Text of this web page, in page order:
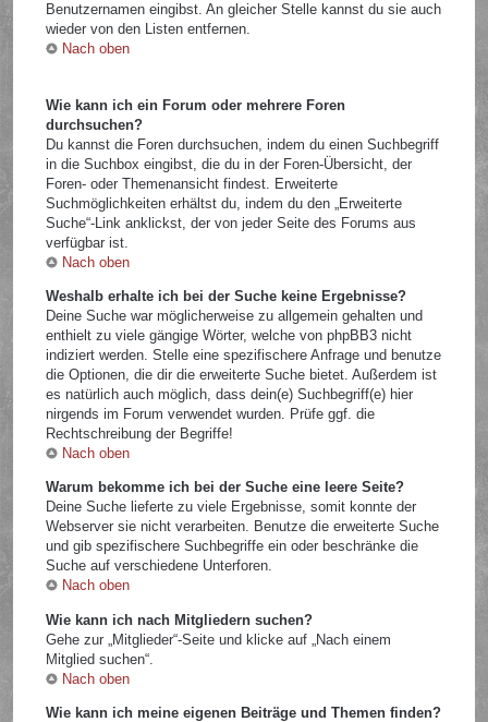
Benutzernamen eingibst. An gleicher Stelle kannst du sie auch
wieder von den Listen entfernen.
Nach oben
Wie kann ich ein Forum oder mehrere Foren
durchsuchen?
Du kannst die Foren durchsuchen, indem du einen Suchbegriff
in die Suchbox eingibst, die du in der Foren-Übersicht, der
Foren- oder Themenansicht findest. Erweiterte
Suchmöglichkeiten erhältst du, indem du den „Erweiterte
Suche“-Link anklickst, der von jeder Seite des Forums aus
verfügbar ist.
Nach oben
Weshalb erhalte ich bei der Suche keine Ergebnisse?
Deine Suche war möglicherweise zu allgemein gehalten und
enthielt zu viele gängige Wörter, welche von phpBB3 nicht
indiziert werden. Stelle eine spezifischere Anfrage und benutze
die Optionen, die dir die erweiterte Suche bietet. Außerdem ist
es natürlich auch möglich, dass dein(e) Suchbegriff(e) hier
nirgends im Forum verwendet wurden. Prüfe ggf. die
Rechtschreibung der Begriffe!
Nach oben
Warum bekomme ich bei der Suche eine leere Seite?
Deine Suche lieferte zu viele Ergebnisse, somit konnte der
Webserver sie nicht verarbeiten. Benutze die erweiterte Suche
und gib spezifischere Suchbegriffe ein oder beschränke die
Suche auf verschiedene Unterforen.
Nach oben
Wie kann ich nach Mitgliedern suchen?
Gehe zur „Mitglieder“-Seite und klicke auf „Nach einem
Mitglied suchen“.
Nach oben
Wie kann ich meine eigenen Beiträge und Themen finden?